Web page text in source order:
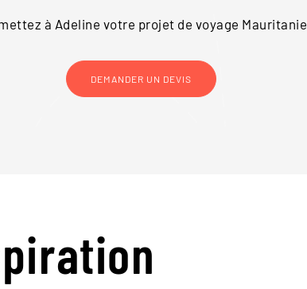
à Adeline votre projet de voyage Mauritanie
DEMANDER UN DEVIS